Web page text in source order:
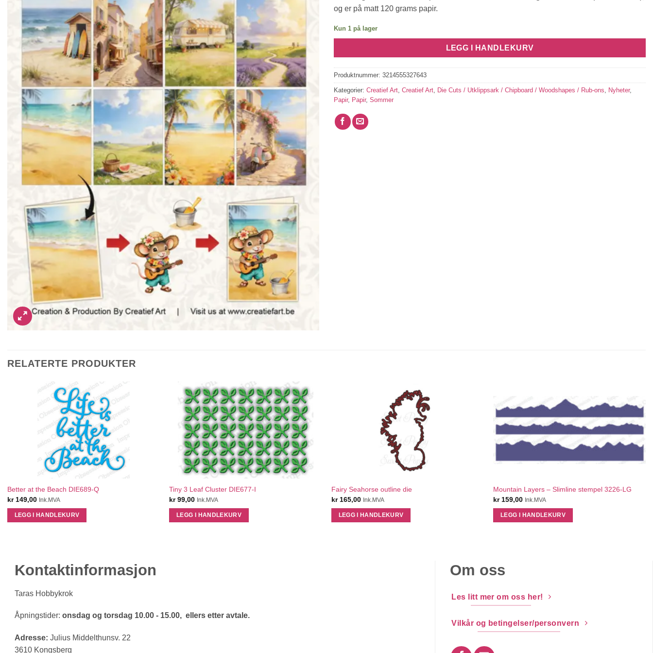
og er på matt 120 grams papir.
Kun 1 på lager
LEGG I HANDLEKURV
Produktnummer: 3214555327643
Kategorier: Creatief Art, Creatief Art, Die Cuts / Utklippsark / Chipboard / Woodshapes / Rub-ons, Nyheter,
Papir, Papir, Sommer
RELATERTE PRODUKTER
QUICK VIEW
Better at the Beach DIE689-Q
kr149,00 Ink.MVA
LEGG I HANDLEKURV
QUICK VIEW
Tiny 3 Leaf Cluster DIE677-I
kr99,00 Ink.MVA
LEGG I HANDLEKURV
QUICK VIEW
Fairy Seahorse outline die
kr165,00 Ink.MVA
LEGG I HANDLEKURV
QUICK VIEW
Mountain Layers – Slimline stempel 3226-LG
kr159,00 Ink.MVA
LEGG I HANDLEKURV
Kontaktinformasjon
Taras Hobbykrok
Åpningstider: onsdag og torsdag 10.00 - 15.00, ellers etter avtale.
Adresse: Julius Middelthunsv. 22
3610 Kongsberg
Om oss
Les litt mer om oss her!
Vilkår og betingelser/personvern